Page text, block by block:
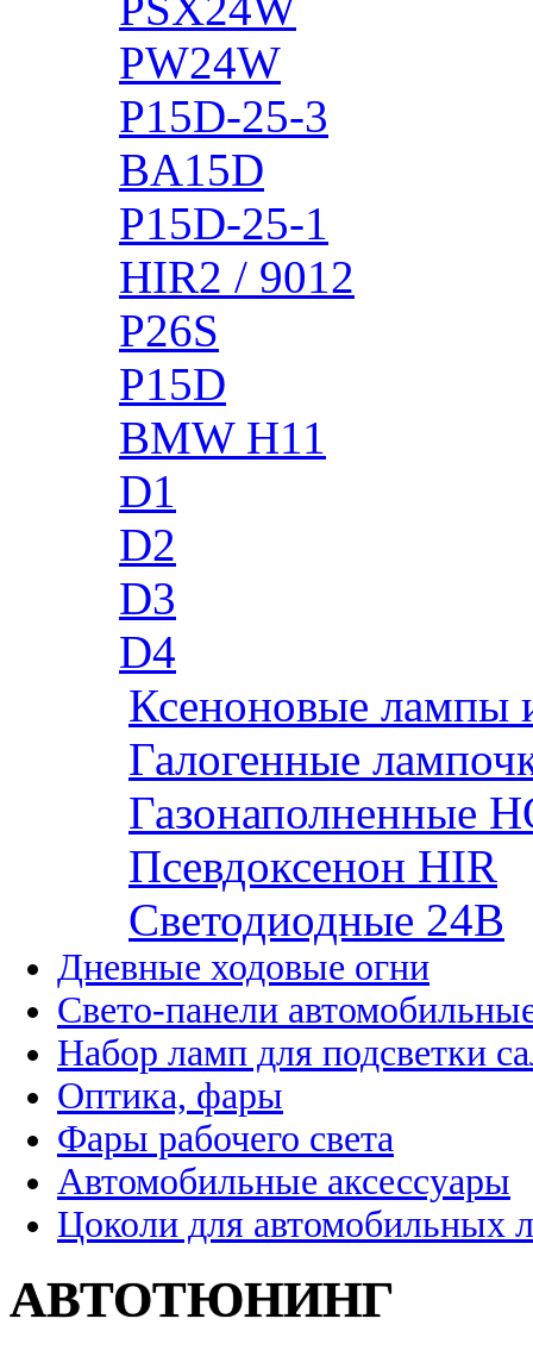
PW24W
P15D-25-3
BA15D
P15D-25-1
HIR2 / 9012
P26S
P15D
BMW H11
D1
D2
D3
D4
Ксеноновые лампы
Галогенные
Газонаполненные
Псевдоксенон HIR
Cветодиодные 24B
Дневные ходовые огни
Свето-панели
Набор ламп для подсветки
Оптика, фары
Фары рабочего света
Автомобильные аксессуары
Цоколи для автомобильных
АВТОТЮНИНГ